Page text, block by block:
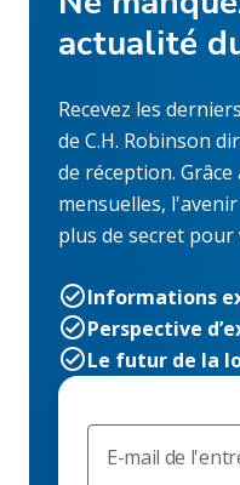
E-mail de
actualité
Recevez les
de C.H. Robinson
de réception.
mensuelles,
plus de secret pour
Informations
Perspective
Le futur de la